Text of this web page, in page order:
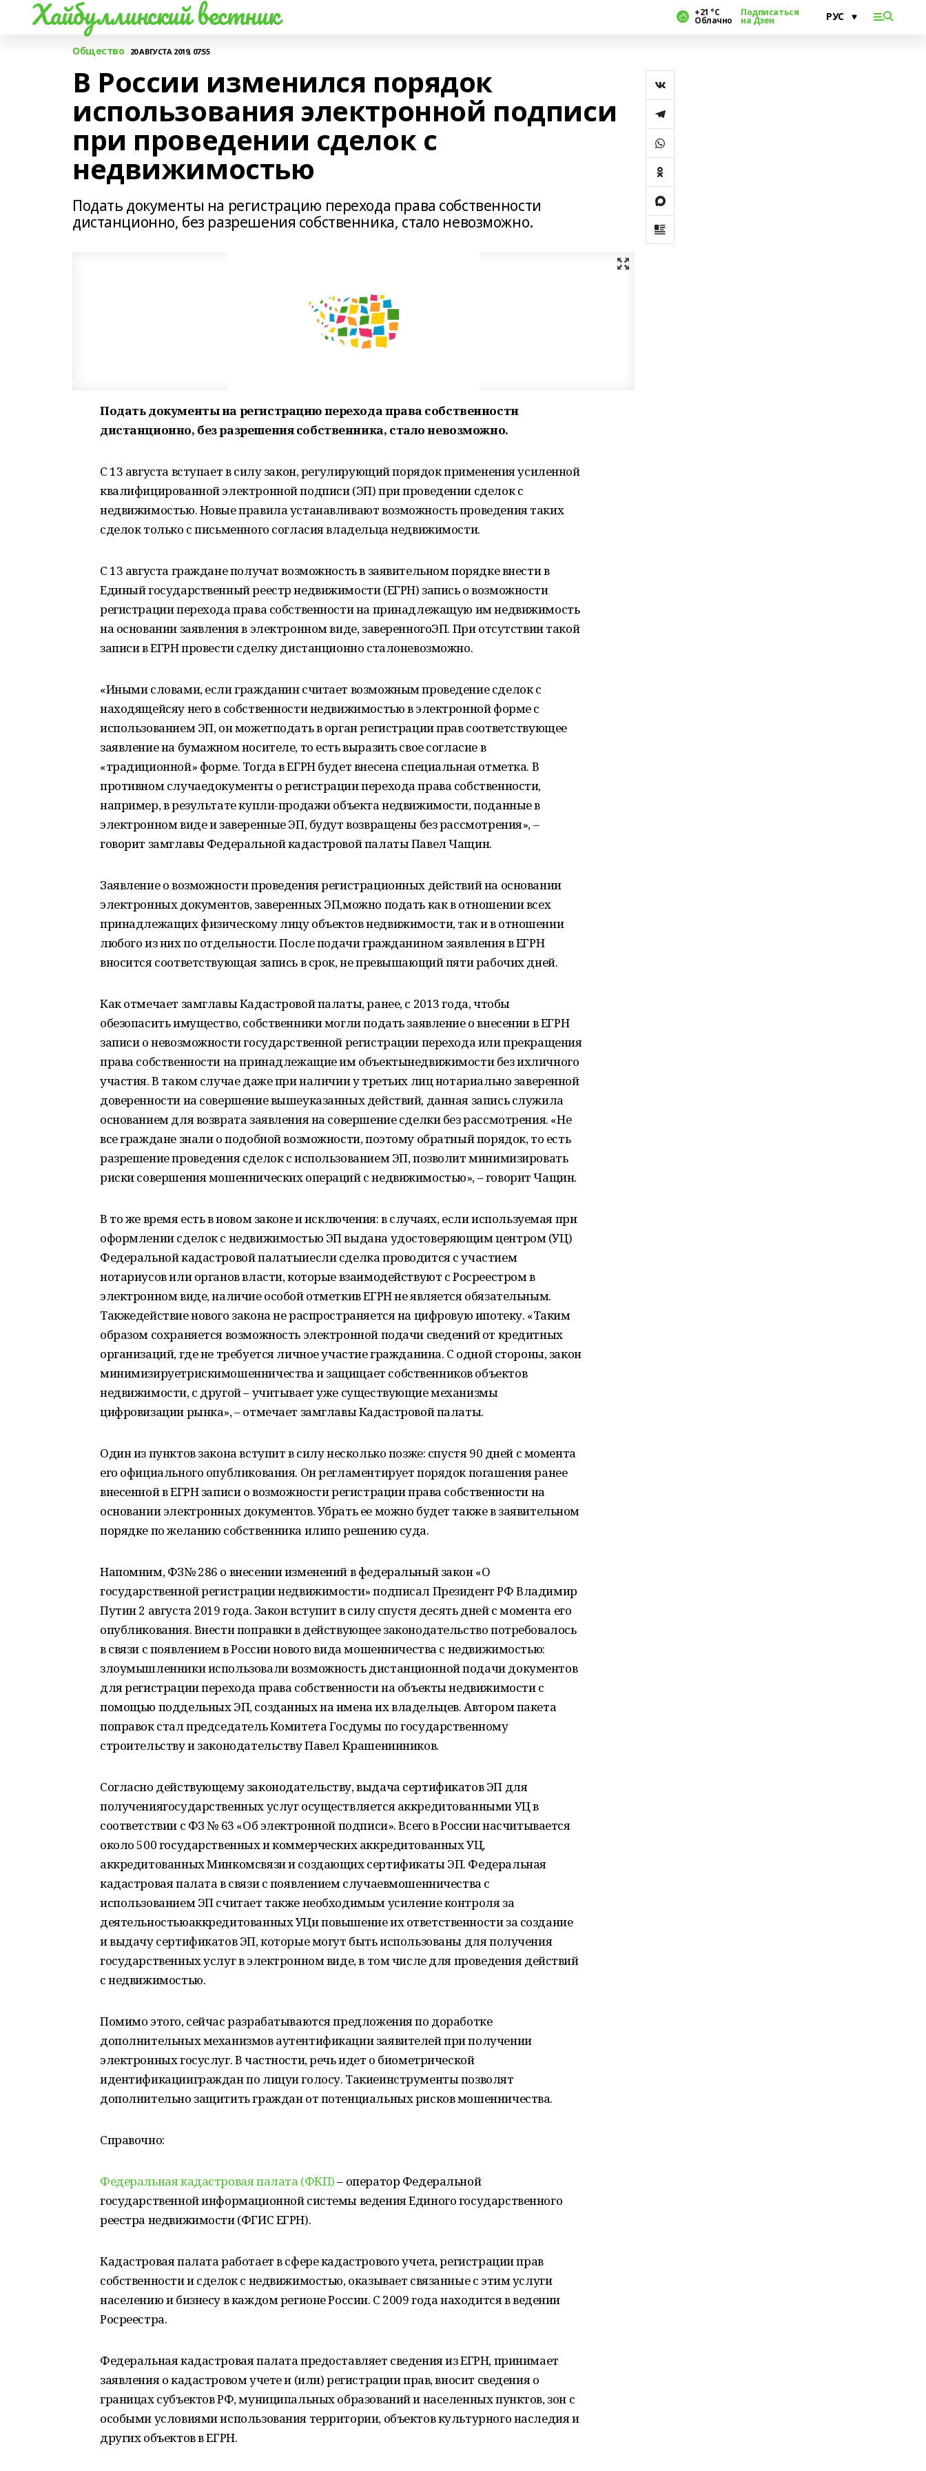
Хайбуллинский вестник +21 °С
Облачно
Подписаться
на Дзен
Общество 20 АВГУСТА 2019, 07:55
В России изменился порядок
использования электронной подписи
при проведении сделок с
недвижимостью
Подать документы на регистрацию перехода права собственности
дистанционно, без разрешения собственника, стало невозможно.
Подать документы на регистрацию перехода права собственности
дистанционно, без разрешения собственника, стало невозможно.
С 13 августа вступает в силу закон, регулирующий порядок применения усиленной
квалифицированной электронной подписи (ЭП) при проведении сделок с
недвижимостью. Новые правила устанавливают возможность проведения таких
сделок только с письменного согласия владельца недвижимости.
С 13 августа граждане получат возможность в заявительном порядке внести в
Единый государственный реестр недвижимости (ЕГРН) запись о возможности
регистрации перехода права собственности на принадлежащую им недвижимость
на основании заявления в электронном виде, заверенногоЭП. При отсутствии такой
записи в ЕГРН провести сделку дистанционно сталоневозможно.
«Иными словами, если гражданин считает возможным проведение сделок с
находящейсяу него в собственности недвижимостью в электронной форме с
использованием ЭП, он можетподать в орган регистрации прав соответствующее
заявление на бумажном носителе, то есть выразить свое согласие в
«традиционной» форме. Тогда в ЕГРН будет внесена специальная отметка. В
противном случаедокументы о регистрации перехода права собственности,
например, в результате купли-продажи объекта недвижимости, поданные в
электронном виде и заверенные ЭП, будут возвращены без рассмотрения», –
говорит замглавы Федеральной кадастровой палаты Павел Чащин.
Заявление о возможности проведения регистрационных действий на основании
электронных документов, заверенных ЭП,можно подать как в отношении всех
принадлежащих физическому лицу объектов недвижимости, так и в отношении
любого из них по отдельности. После подачи гражданином заявления в ЕГРН
вносится соответствующая запись в срок, не превышающий пяти рабочих дней.
Как отмечает замглавы Кадастровой палаты, ранее, с 2013 года, чтобы
обезопасить имущество, собственники могли подать заявление о внесении в ЕГРН
записи о невозможности государственной регистрации перехода или прекращения
права собственности на принадлежащие им объектынедвижимости без ихличного
участия. В таком случае даже при наличии у третьих лиц нотариально заверенной
доверенности на совершение вышеуказанных действий, данная запись служила
основанием для возврата заявления на совершение сделки без рассмотрения. «Не
все граждане знали о подобной возможности, поэтому обратный порядок, то есть
разрешение проведения сделок с использованием ЭП, позволит минимизировать
риски совершения мошеннических операций с недвижимостью», – говорит Чащин.
В то же время есть в новом законе и исключения: в случаях, если используемая при
оформлении сделок с недвижимостью ЭП выдана удостоверяющим центром (УЦ)
Федеральной кадастровой палатыиесли сделка проводится с участием
нотариусов или органов власти, которые взаимодействуют с Росреестром в
электронном виде, наличие особой отметкив ЕГРН не является обязательным.
Такжедействие нового закона не распространяется на цифровую ипотеку. «Таким
образом сохраняется возможность электронной подачи сведений от кредитных
организаций, где не требуется личное участие гражданина. С одной стороны, закон
минимизируетрискимошенничества и защищает собственников объектов
недвижимости, с другой – учитывает уже существующие механизмы
цифровизации рынка», – отмечает замглавы Кадастровой палаты.
Один из пунктов закона вступит в силу несколько позже: спустя 90 дней с момента
его официального опубликования. Он регламентирует порядок погашения ранее
внесенной в ЕГРН записи о возможности регистрации права собственности на
основании электронных документов. Убрать ее можно будет также в заявительном
порядке по желанию собственника илипо решению суда.
Напомним, ФЗ№ 286 о внесении изменений в федеральный закон «О
государственной регистрации недвижимости» подписал Президент РФ Владимир
Путин 2 августа 2019 года. Закон вступит в силу спустя десять дней с момента его
опубликования. Внести поправки в действующее законодательство потребовалось
в связи с появлением в России нового вида мошенничества с недвижимостью:
злоумышленники использовали возможность дистанционной подачи документов
для регистрации перехода права собственности на объекты недвижимости с
помощью поддельных ЭП, созданных на имена их владельцев. Автором пакета
поправок стал председатель Комитета Госдумы по государственному
строительству и законодательству Павел Крашенинников.
Согласно действующему законодательству, выдача сертификатов ЭП для
получениягосударственных услуг осуществляется аккредитованными УЦ в
соответствии с ФЗ № 63 «Об электронной подписи». Всего в России насчитывается
около 500 государственных и коммерческих аккредитованных УЦ,
аккредитованных Минкомсвязи и создающих сертификаты ЭП. Федеральная
кадастровая палата в связи с появлением случаевмошенничества с
использованием ЭП считает также необходимым усиление контроля за
деятельностьюаккредитованных УЦи повышение их ответственности за создание
и выдачу сертификатов ЭП, которые могут быть использованы для получения
государственных услуг в электронном виде, в том числе для проведения действий
с недвижимостью.
Помимо этого, сейчас разрабатываются предложения по доработке
дополнительных механизмов аутентификации заявителей при получении
электронных госуслуг. В частности, речь идет о биометрической
идентификацииграждан по лицуи голосу. Такиеинструменты позволят
дополнительно защитить граждан от потенциальных рисков мошенничества.
Справочно:
Федеральная кадастровая палата (ФКП)– оператор Федеральной
государственной информационной системы ведения Единого государственного
реестра недвижимости (ФГИС ЕГРН).
Кадастровая палата работает в сфере кадастрового учета, регистрации прав
собственности и сделок с недвижимостью, оказывает связанные с этим услуги
населению и бизнесу в каждом регионе России. С 2009 года находится в ведении
Росреестра.
Федеральная кадастровая палата предоставляет сведения из ЕГРН, принимает
заявления о кадастровом учете и (или) регистрации прав, вносит сведения о
границах субъектов РФ, муниципальных образований и населенных пунктов, зон с
особыми условиями использования территории, объектов культурного наследия и
других объектов в ЕГРН.